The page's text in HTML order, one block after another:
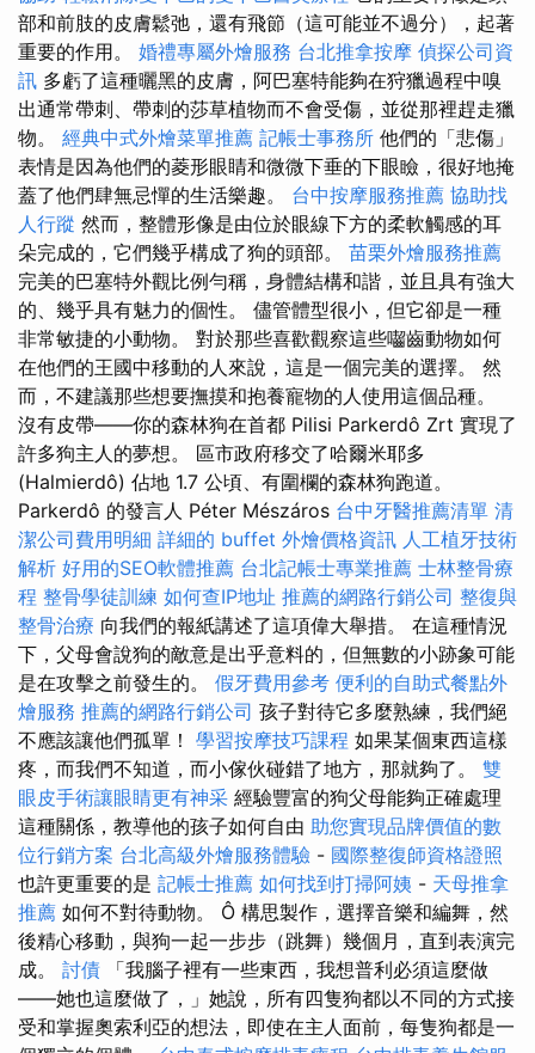
部和前肢的皮膚鬆弛，還有飛節（這可能並不過分），起著
重要的作用。 婚禮專屬外燴服務 台北推拿按摩 偵探公司資
訊 多虧了這種曬黑的皮膚，阿巴塞特能夠在狩獵過程中嗅
出通常帶刺、帶刺的莎草植物而不會受傷，並從那裡趕走獵
物。 經典中式外燴菜單推薦 記帳士事務所 他們的「悲傷」
表情是因為他們的菱形眼睛和微微下垂的下眼瞼，很好地掩
蓋了他們肆無忌憚的生活樂趣。 台中按摩服務推薦 協助找
人行蹤 然而，整體形像是由位於眼線下方的柔軟觸感的耳
朵完成的，它們幾乎構成了狗的頭部。 苗栗外燴服務推薦
完美的巴塞特外觀比例勻稱，身體結構和諧，並且具有強大
的、幾乎具有魅力的個性。 儘管體型很小，但它卻是一種
非常敏捷的小動物。 對於那些喜歡觀察這些囓齒動物如何
在他們的王國中移動的人來說，這是一個完美的選擇。 然
而，不建議那些想要撫摸和抱養寵物的人使用這個品種。
沒有皮帶——你的森林狗在首都 Pilisi Parkerdô Zrt 實現了
許多狗主人的夢想。 區市政府移交了哈爾米耶多
(Halmierdô) 佔地 1.7 公頃、有圍欄的森林狗跑道。
Parkerdô 的發言人 Péter Mészáros 台中牙醫推薦清單 清
潔公司費用明細 詳細的 buffet 外燴價格資訊 人工植牙技術
解析 好用的SEO軟體推薦 台北記帳士專業推薦 士林整骨療
程 整骨學徒訓練 如何查IP地址 推薦的網路行銷公司 整復與
整骨治療 向我們的報紙講述了這項偉大舉措。 在這種情況
下，父母會說狗的敵意是出乎意料的，但無數的小跡象可能
是在攻擊之前發生的。 假牙費用參考 便利的自助式餐點外
燴服務 推薦的網路行銷公司 孩子對待它多麼熟練，我們絕
不應該讓他們孤單！ 學習按摩技巧課程 如果某個東西這樣
疼，而我們不知道，而小傢伙碰錯了地方，那就夠了。 雙
眼皮手術讓眼睛更有神采 經驗豐富的狗父母能夠正確處理
這種關係，教導他的孩子如何自由 助您實現品牌價值的數
位行銷方案 台北高級外燴服務體驗 - 國際整復師資格證照
也許更重要的是 記帳士推薦 如何找到打掃阿姨 - 天母推拿
推薦 如何不對待動物。 Ô 構思製作，選擇音樂和編舞，然
後精心移動，與狗一起一步步（跳舞）幾個月，直到表演完
成。 討債 「我腦子裡有一些東西，我想普利必須這麼做
——她也這麼做了，」她說，所有四隻狗都以不同的方式接
受和掌握奧索利亞的想法，即使在主人面前，每隻狗都是一